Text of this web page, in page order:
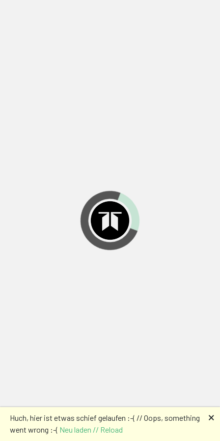
Huch, hier ist etwas schief gelaufen :-( // Oops, something
went wrong :-( Neu laden // Reload
🗙